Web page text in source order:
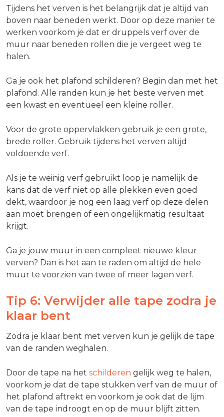
Tijdens het verven is het belangrijk dat je altijd van
boven naar beneden werkt. Door op deze manier te
werken voorkom je dat er druppels verf over de
muur naar beneden rollen die je vergeet weg te
halen.
Ga je ook het plafond schilderen? Begin dan met het
plafond. Alle randen kun je het beste verven met
een kwast en eventueel een kleine roller.
Voor de grote oppervlakken gebruik je een grote,
brede roller. Gebruik tijdens het verven altijd
voldoende verf.
Als je te weinig verf gebruikt loop je namelijk de
kans dat de verf niet op alle plekken even goed
dekt, waardoor je nog een laag verf op deze delen
aan moet brengen of een ongelijkmatig resultaat
krijgt.
Ga je jouw muur in een compleet nieuwe kleur
verven? Dan is het aan te raden om altijd de hele
muur te voorzien van twee of meer lagen verf.
Tip 6: Verwijder alle tape zodra je
klaar bent
Zodra je klaar bent met verven kun je gelijk de tape
van de randen weghalen.
Door de tape na het schilderen gelijk weg te halen,
voorkom je dat de tape stukken verf van de muur of
het plafond aftrekt en voorkom je ook dat de lijm
van de tape indroogt en op de muur blijft zitten.